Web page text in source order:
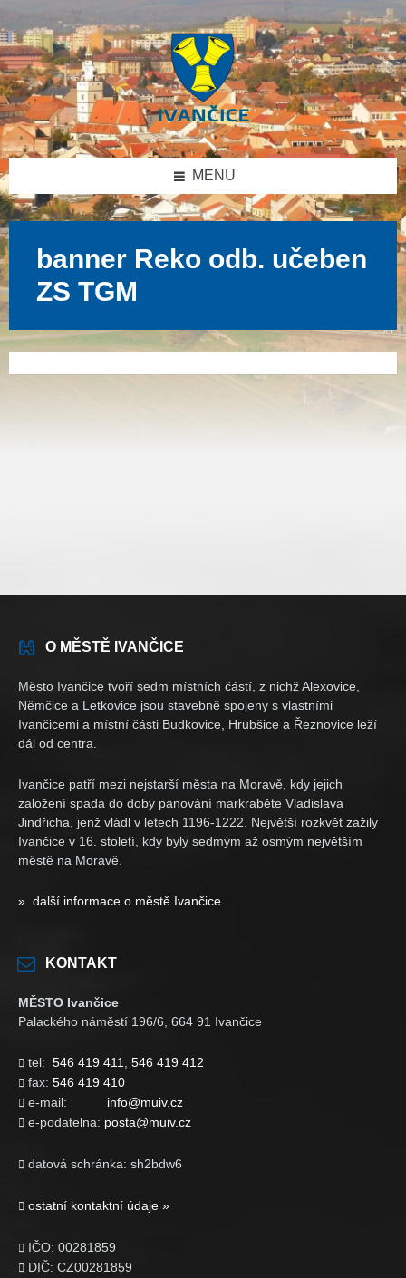
obsah
levý
panel
patičku
MENU
banner Reko odb. učeben
ZS TGM
O MĚSTĚ IVANČICE
Město Ivančice tvoří sedm místních částí, z nichž Alexovice,
Němčice a Letkovice jsou stavebně spojeny s vlastními
Ivančicemi a místní části Budkovice, Hrubšice a Řeznovice leží
dál od centra.
Ivančice patří mezi nejstarší města na Moravě, kdy jejich
založení spadá do doby panování markraběte Vladislava
Jindřicha, jenž vládl v letech 1196-1222. Největší rozkvět zažily
Ivančice v 16. století, kdy byly sedmým až osmým největším
městě na Moravě.
» další informace o městě Ivančice
KONTAKT
MĚSTO Ivančice
Palackého náměstí 196/6, 664 91 Ivančice
 tel: 546 419 411 546 419 412
 fax: 546 419 410
 e-mail: info@muiv.cz
 e-podatelna: posta@muiv.cz
 datová schránka: sh2bdw6
 ostatní kontaktní údaje »
 IČO: 00281859
 DIČ: CZ00281859